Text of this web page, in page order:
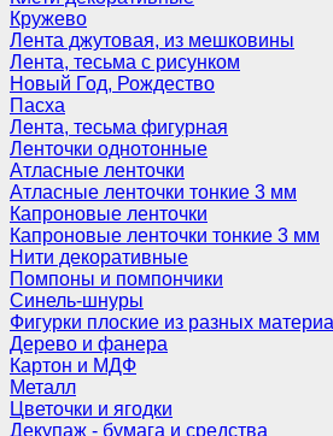
Кружево
Лента джутовая, из мешковины
Лента, тесьма с рисунком
Новый Год, Рождество
Пасха
Лента, тесьма фигурная
Ленточки однотонные
Атласные ленточки
Атласные ленточки тонкие 3 мм
Капроновые ленточки
Капроновые ленточки тонкие 3 мм
Нити декоративные
Помпоны и помпончики
Синель-шнуры
Фигурки плоские из разных
Дерево и фанера
Картон и МДФ
Металл
Цветочки и ягодки
Декупаж - бумага и средства